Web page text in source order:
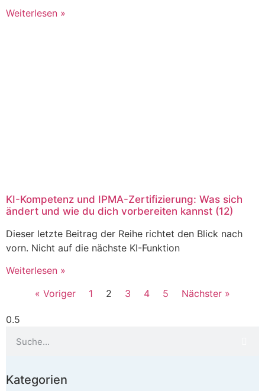
Weiterlesen »
KI-Kompetenz und IPMA-Zertifizierung: Was sich
ändert und wie du dich vorbereiten kannst (12)
Dieser letzte Beitrag der Reihe richtet den Blick nach
vorn. Nicht auf die nächste KI-Funktion
Weiterlesen »
« Voriger
1 2 3 4 5 Nächster »
Kategorien